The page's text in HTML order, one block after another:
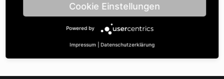
KETTENRÄdeR EINFACH ¾“ | Zähnezahl A: 26 | BohrungsØ B:
45 | Länge C: 35 |
Cookie Einstellungen
Powered by
Impressum Datenschutzerklärung